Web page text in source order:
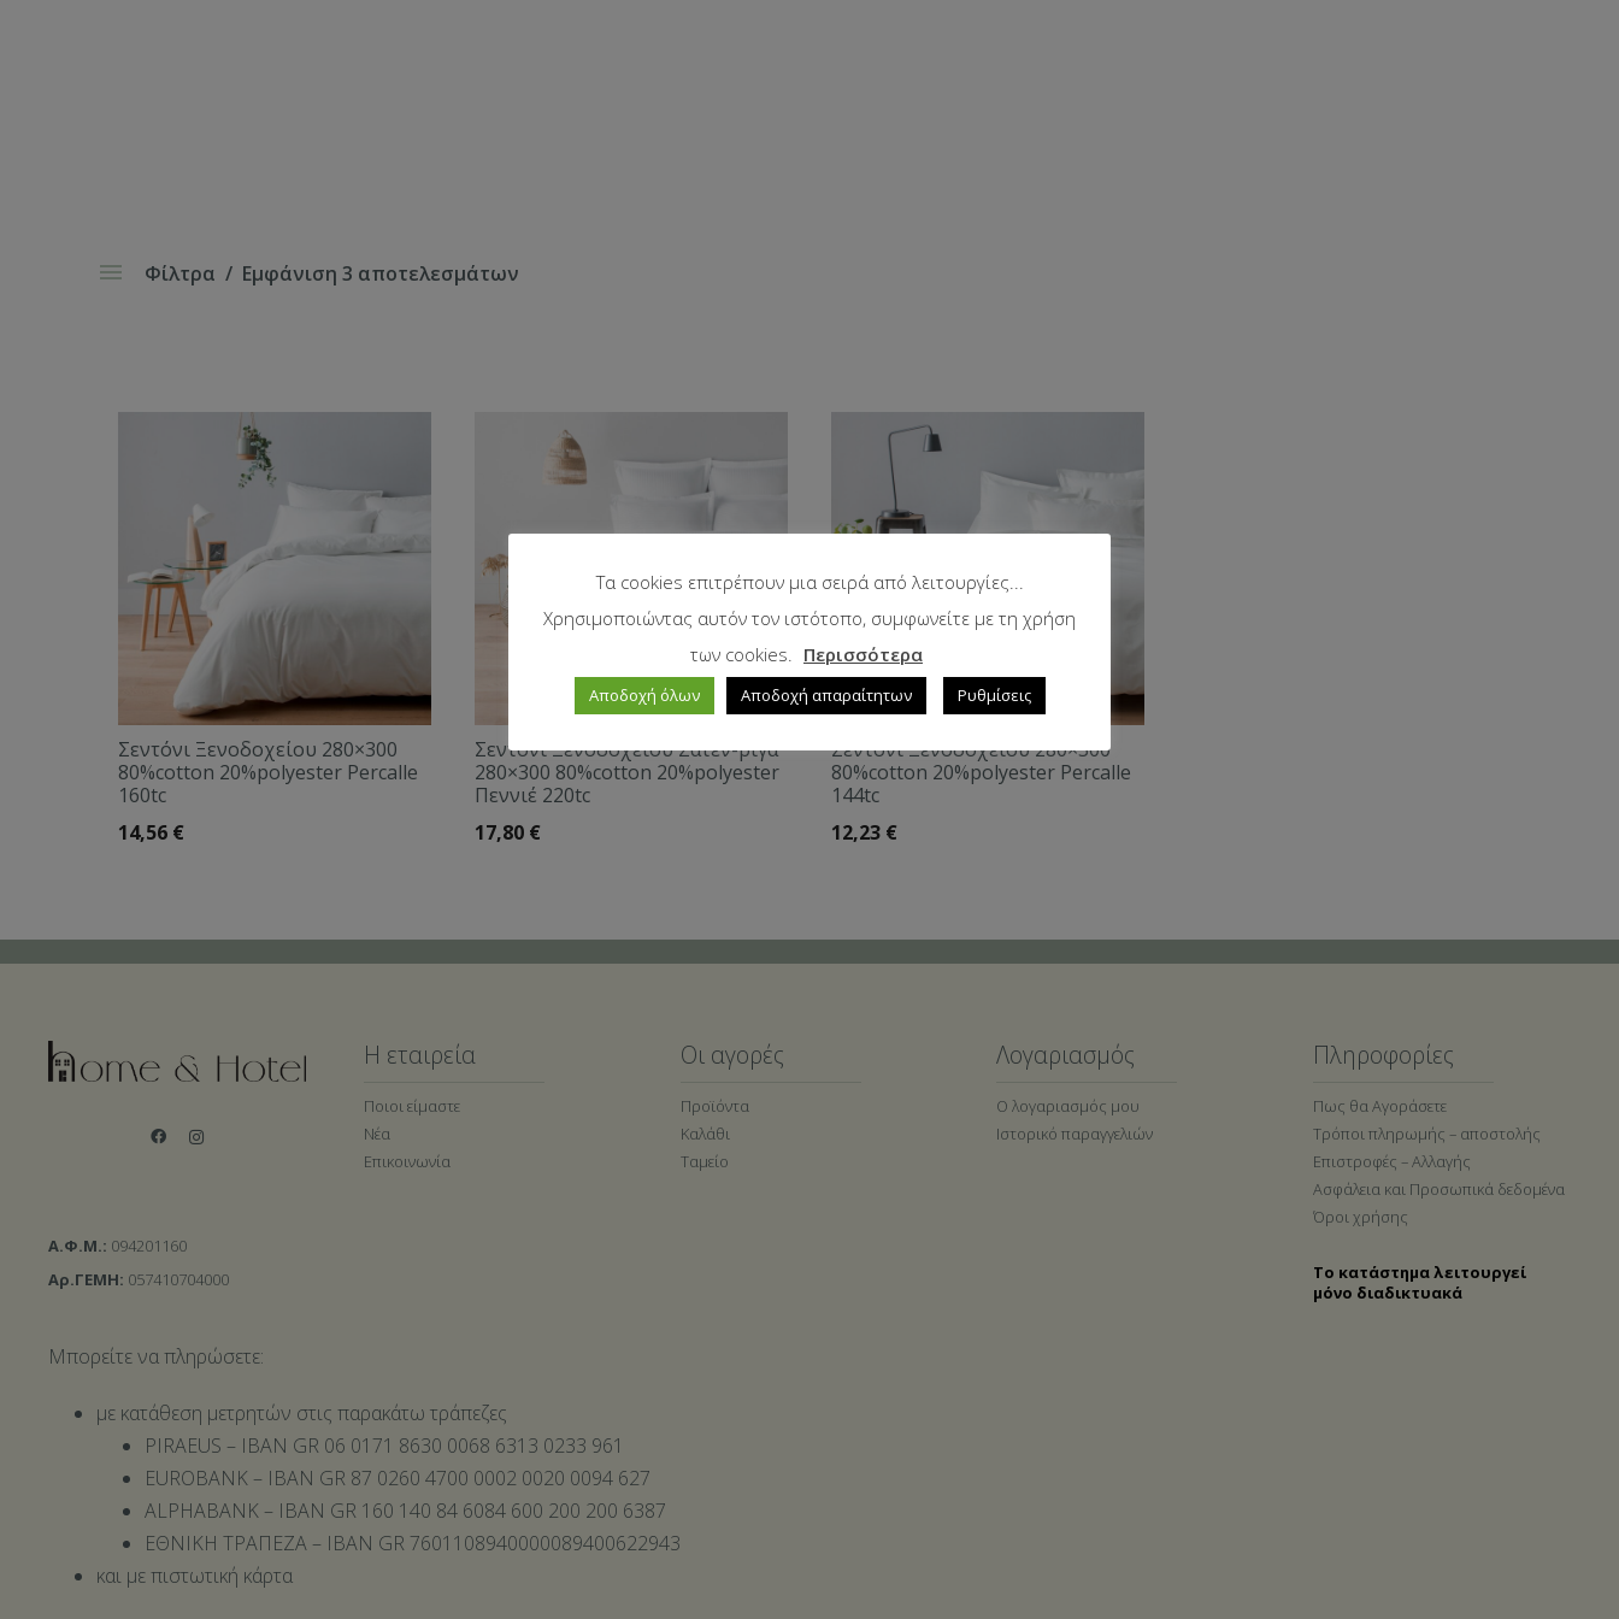
Φίλτρα Εμφάνιση 3 αποτελεσμάτων
Σεντόνι Ξενοδοχείου 280×300
80%cotton 20%polyester Percalle
160tc
14,56 €
Σεντόνι Ξενοδοχείου Σατέν-ρίγα
280×300 80%cotton 20%polyester
Πεννιέ 220tc
17,80 €
Σεντόνι Ξενοδοχείου 280×300
80%cotton 20%polyester Percalle
144tc
12,23 €
Α.Φ.Μ.: 094201160
Αρ.ΓΕΜΗ: 057410704000
Η εταιρεία
Ποιοι είμαστε
Νέα
Επικοινωνία
Οι αγορές
Προϊόντα
Καλάθι
Ταμείο
Λογαριασμός
Ο λογαριασμός μου
Ιστορικό παραγγελιών
Πληροφορίες
Πως θα Αγοράσετε
Τρόποι πληρωμής – αποστολής
Επιστροφές – Αλλαγής
Ασφάλεια και Προσωπικά δεδομένα
Όροι χρήσης
Το κατάστημα λειτουργεί
μόνο διαδικτυακά
Μπορείτε να πληρώσετε:
με κατάθεση μετρητών στις παρακάτω τράπεζες
PIRAEUS – IBAN GR 06 0171 8630 0068 6313 0233 961
EUROBANK – IBAN GR 87 0260 4700 0002 0020 0094 627
ALPHABANK – IBAN GR 160 140 84 6084 600 200 200 6387
ΕΘΝΙΚΗ ΤΡΑΠΕΖΑ – IBAN GR 7601108940000089400622943
και με πιστωτική κάρτα
Τα cookies επιτρέπουν μια σειρά από λειτουργίες...
Χρησιμοποιώντας αυτόν τον ιστότοπο, συμφωνείτε με τη χρήση
των cookies. Περισσότερα
Αποδοχή όλων Αποδοχή απαραίτητων Ρυθμίσεις